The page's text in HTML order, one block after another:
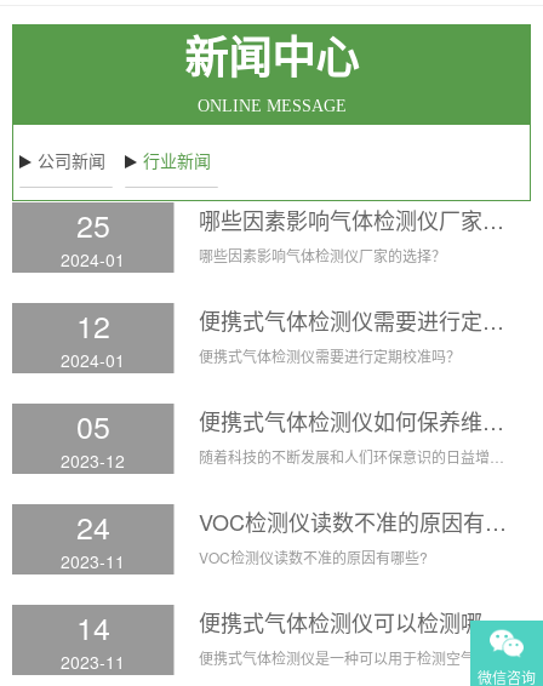
新闻中心
ONLINE MESSAGE
公司新闻 行业新闻
25
2024-01
哪些因素影响气体检测仪厂家的选择？
哪些因素影响气体检测仪厂家的选择？
12
2024-01
便携式气体检测仪需要进行定期校准吗？
便携式气体检测仪需要进行定期校准吗？
05
2023-12
便携式气体检测仪如何保养维护？
24
2023-11
VOC检测仪读数不准的原因有哪些?
VOC检测仪读数不准的原因有哪些?
14
2023-11
便携式气体检测仪可以检测哪些常见气体？
便携式气体检测仪是一种可以用于检测空气中是否存在有害气体的设备。它具有小巧便携、操作简便、检测准确等特点，适用于各种工业、生产和日常环境中的气体检测需求。下面我们将介绍一些常见的气体，便携式气体检测仪可以用来检测这些气体的浓度。
微信咨询